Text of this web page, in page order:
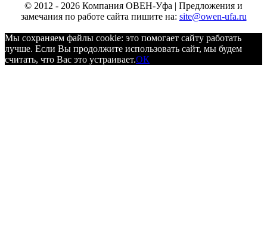
© 2012 - 2026 Компания ОВЕН-Уфа | Предложения и
замечания по работе сайта пишите на: site@owen-ufa.ru
Мы cохраняем файлы cookie: это помогает сайту работать
лучше. Если Вы продолжите использовать сайт, мы будем
считать, что Вас это устраивает.ОК